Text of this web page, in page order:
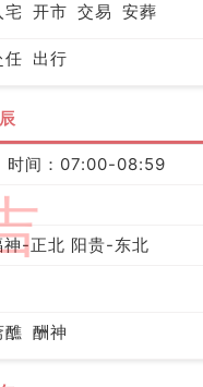
宅 开市 交易 安葬
任 出行
辰
时间：07:00-08:59
-正北 阳贵-东北
醮 酬神